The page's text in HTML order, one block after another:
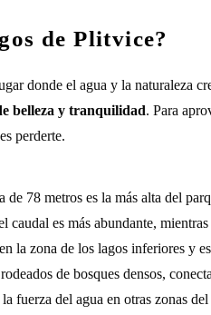
de Plitvice?
donde el agua y la naturaleza
belleza y tranquilidad. Para
perderte.
de 78 metros es la más alta del
es más abundante,
la zona de los lagos inferiores y
de bosques densos,
fuerza del agua en otras zonas